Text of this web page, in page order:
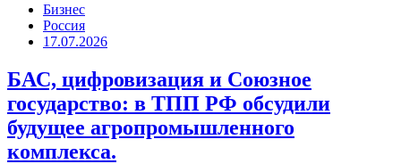
Бизнес
Россия
17.07.2026
БАС, цифровизация и Союзное
государство: в ТПП РФ обсудили
будущее агропромышленного
комплекса.